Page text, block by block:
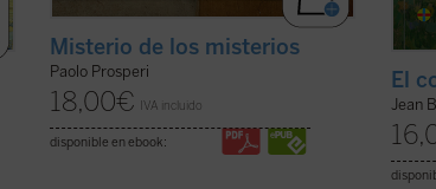
Misterio de los misterios
Paolo Prosperi
18,00€ IVA incluido
disponible en ebook:
El
Jean